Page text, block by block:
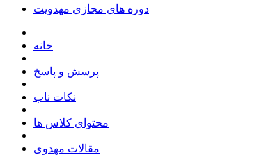
دوره های مجازی مهدویت
خانه
پرسش و پاسخ
نکات ناب
محتوای کلاس ها
مقالات مهدوی